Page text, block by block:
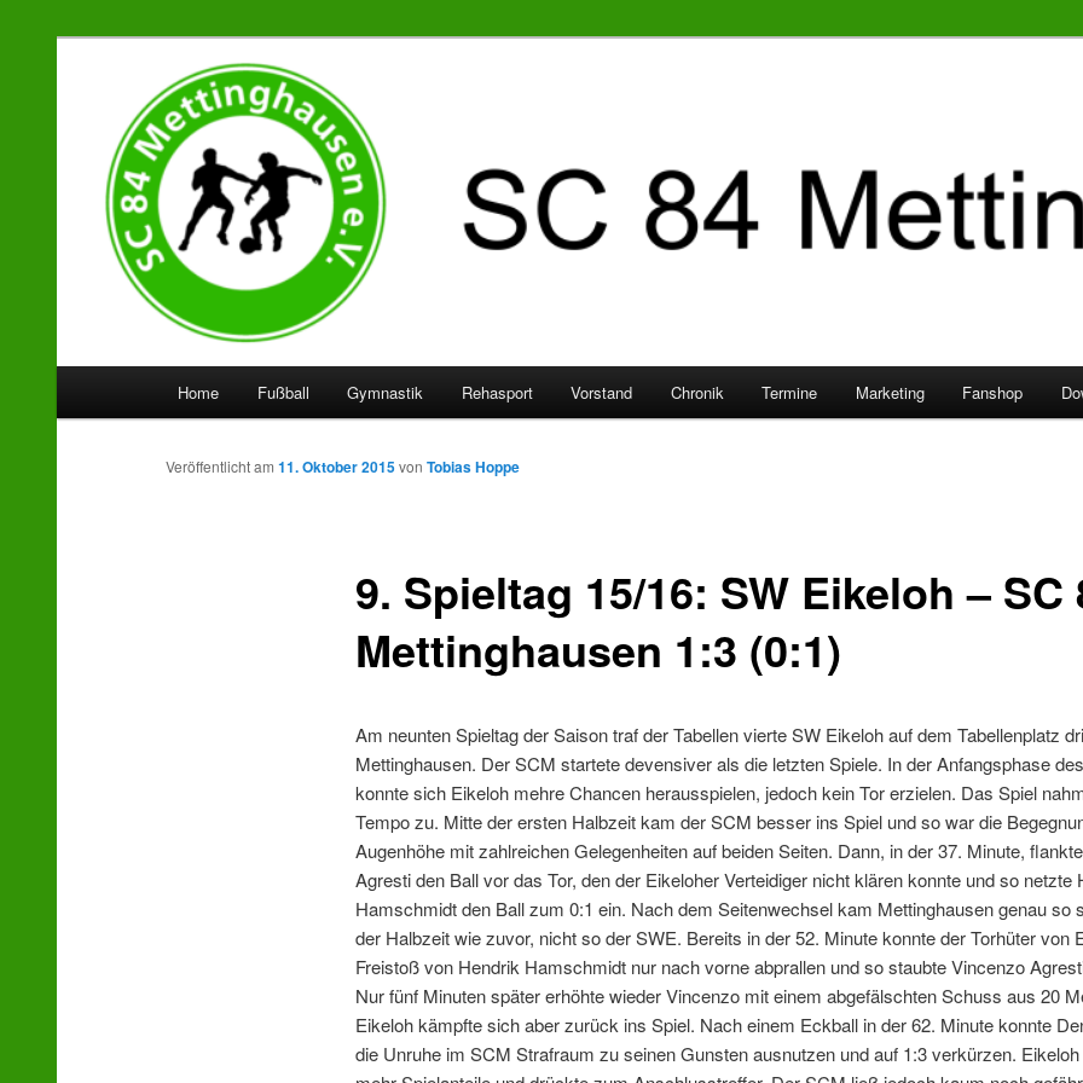
SC 84 Mettinghausen
Zum
Inhalt
Zum
sekundären
Home Fußball Gymnastik Rehasport Vorstand Chronik Termine Marketing Fanshop
9. Spieltag 15/16: SW Eikeloh – SC
Mettinghausen 1:3 (0:1)
Veröffentlicht am11. Oktober 2015vonTobias Hoppe
Am neunten Spieltag der Saison traf der Tabellen vierte SW Eikeloh auf dem Tabellenplatz
Mettinghausen. Der SCM startete devensiver als die letzten Spiele. In der Anfangsphase
konnte sich Eikeloh mehre Chancen herausspielen, jedoch kein Tor erzielen. Das Spiel
Tempo zu. Mitte der ersten Halbzeit kam der SCM besser ins Spiel und so war die
Augenhöhe mit zahlreichen Gelegenheiten auf beiden Seiten. Dann, in der 37. Minute,
Agresti den Ball vor das Tor, den der Eikeloher Verteidiger nicht klären konnte und so netzte
Hamschmidt den Ball zum 0:1 ein. Nach dem Seitenwechsel kam Mettinghausen genau so
der Halbzeit wie zuvor, nicht so der SWE. Bereits in der 52. Minute konnte der Torhüter von
Freistoß von Hendrik Hamschmidt nur nach vorne abprallen und so staubte Vincenzo
Nur fünf Minuten später erhöhte wieder Vincenzo mit einem abgefälschten Schuss aus 20
Eikeloh kämpfte sich aber zurück ins Spiel. Nach einem Eckball in der 62. Minute konnte
die Unruhe im SCM Strafraum zu seinen Gunsten ausnutzen und auf 1:3 verkürzen.